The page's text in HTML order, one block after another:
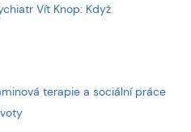
Vít Knop: Když
terapie a sociální práce